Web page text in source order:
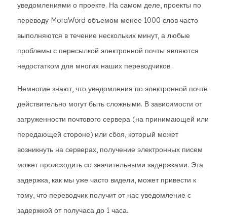
уведомлениями о проекте. На самом деле, проекты по
переводу MotaWord объемом менее 1000 слов часто
выполняются в течение нескольких минут, а любые
проблемы с пересылкой электронной почты являются
недостатком для многих наших переводчиков.
Немногие знают, что уведомления по электронной почте
действительно могут быть сложными. В зависимости от
загруженности почтового сервера (на принимающей или
передающей стороне) или сбоя, который может
возникнуть на серверах, получение электронных писем
может происходить со значительными задержками. Эта
задержка, как мы уже часто видели, может привести к
тому, что переводчик получит от нас уведомление с
задержкой от получаса до 1 часа.